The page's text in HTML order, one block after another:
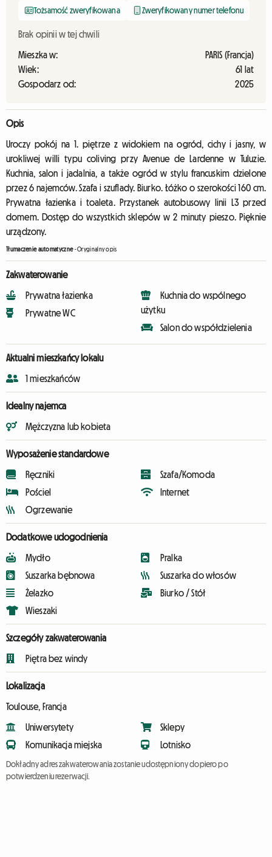
Tożsamość zweryfikowana Zweryfikowany numer telefonu
Brak opinii w tej chwili
Mieszka w:
PARIS (Francja)
Wiek:
61 lat
Gospodarz od:
2025
Opis
Uroczy pokój na 1. piętrze z widokiem na ogród, cichy i jasny, w
urokliwej willi typu coliving przy Avenue de Lardenne w Tuluzie.
Kuchnia, salon i jadalnia, a także ogród w stylu francuskim dzielone
przez 6 najemców. Szafa i szuflady. Biurko. Łóżko o szerokości 160 cm.
Prywatna łazienka i toaleta. Przystanek autobusowy linii L3 przed
domem. Dostęp do wszystkich sklepów w 2 minuty pieszo. Pięknie
urządzony.
Tłumaczenie automatyczne-Oryginalny opis
Zakwaterowanie
Prywatna łazienka
Prywatne WC
Kuchnia do wspólnego
użytku
Salon do współdzielenia
Aktualni mieszkańcy lokalu
1 mieszkańców
Idealny najemca
Mężczyzna lub kobieta
Wyposażenie standardowe
Ręczniki
Pościel
Ogrzewanie
Szafa/Komoda
Internet
Dodatkowe udogodnienia
Mydło
Suszarka bębnowa
Żelazko
Wieszaki
Pralka
Suszarka do włosów
Biurko / Stół
Szczegóły zakwaterowania
Piętra bez windy
Lokalizacja
Toulouse, Francja
Uniwersytety
Komunikacja miejska
Sklepy
Lotnisko
Dokładny adres zakwaterowania zostanie udostępniony dopiero po
potwierdzeniu rezerwacji.